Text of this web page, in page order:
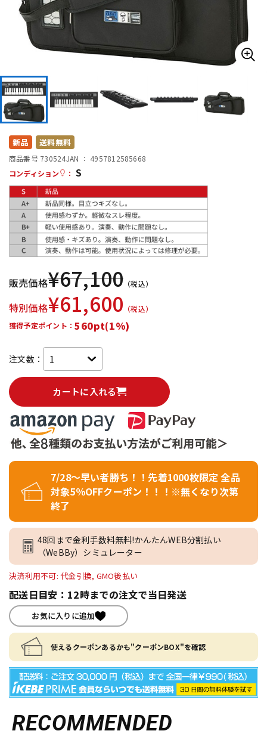
アンプ
DJ機器
DTM オンライン納品 レコーディング機器
配信/ライブ機器
新品 送料無料
商品番号 730524JAN ： 4957812585668
コンディション
： S
販売価格¥67,100 （税込）
特別価格¥61,600 （税込）
獲得予定ポイント： 560pt(1%)
注文数：
カートに入れる
7/28～早い者勝ち！！先着1000枚限定 全品
対象5％OFFクーポン！！！※無くなり次第
終了
48回まで金利手数料無料!かんたんWEB分割払い
（WeBBy）シミュレーター
決済利用不可: 代金引換, GMO後払い
配送日目安：12時までの注文で当日発送
お気に入りに追加
使えるクーポンあるかも"クーポンBOX"を確認
RECOMMENDED